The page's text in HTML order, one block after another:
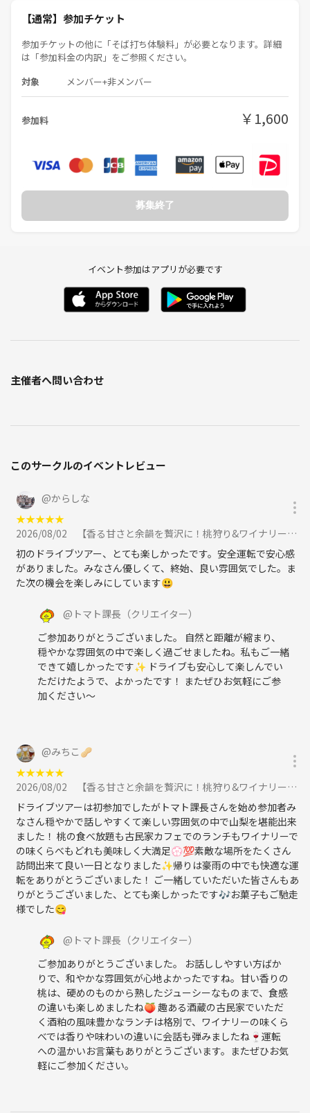
◆ 写真撮影について ◆
当日の様子を撮影することがあります。イベント参加者内でのみ共有し
◆ 注意事項とお願い ◆
プだけの貸切ではありませんので、ご注意ください。
【参加について】
体調不良（発熱等）の際は参加をお控えください。また、当日の不測の
他サークルでの活動状況やプロフィール内容、過去のキャンセル歴等を
【禁止事項】
勧誘・営業：ネットワークビジネス、宗教、他団体への勧誘など、営
迷惑行為：ナンパ、自分本位な会話、誹謗中傷など、周囲への配慮に欠
禁止行為やマナー違反、指示に従っていただけない場合は、以降の参加
−−−−−−
画像は、イメージです。
実際の環境とは異なりますので、ご注意ください。
【通常】参加チケット
参加チケットの他に「そば打ち体験料」が必要となります。詳細
は「参加料金の内訳」をご参照ください。
対象 メンバー+非メンバー
参加料 ￥1,600
募集終了
イベント参加はアプリが必要です
主催者へ問い合わせ
このサークルのイベントレビュー
@からしな
★★★★★
2026/08/02
【香る甘さと余韻を贅沢に！桃狩り&ワイナリー巡り★ドライブツアー】に参加
初のドライブツアー、とても楽しかったです。安全運転で安心感
がありました。みなさん優しくて、終始、良い雰囲気でした。ま
た次の機会を楽しみにしています😃
@ トマト課長 （クリエイター）
ご参加ありがとうございました。 自然と距離が縮まり、
穏やかな雰囲気の中で楽しく過ごせましたね。私もご一緒
できて嬉しかったです✨ ドライブも安心して楽しんでい
ただけたようで、よかったです！ またぜひお気軽にご参
加ください〜
@みちこ‪🥜
★★★★★
2026/08/02
【香る甘さと余韻を贅沢に！桃狩り&ワイナリー巡り★ドライブツアー】に参加
ドライブツアーは初参加でしたがトマト課長さんを始め参加者み
なさん穏やかで話しやすくて楽しい雰囲気の中で山梨を堪能出来
ました！ 桃の食べ放題も古民家カフェでのランチもワイナリーで
の味くらべもどれも美味しく大満足💮💯素敵な場所をたくさん
訪問出来て良い一日となりました✨️帰りは豪雨の中でも快適な運
転をありがとうございました！ ご一緒していただいた皆さんもあ
りがとうございました、とても楽しかったです🎶お菓子もご馳走
様でした😋
@ トマト課長 （クリエイター）
ご参加ありがとうございました。 お話ししやすい方ばか
りで、和やかな雰囲気が心地よかったですね。甘い香りの
桃は、硬めのものから熟したジューシーなものまで、食感
の違いも楽しめましたね🍑 趣ある酒蔵の古民家でいただ
く酒粕の風味豊かなランチは格別で、ワイナリーの味くら
べでは香りや味わいの違いに会話も弾みましたね🍷運転
への温かいお言葉もありがとうございます。またぜひお気
軽にご参加ください。